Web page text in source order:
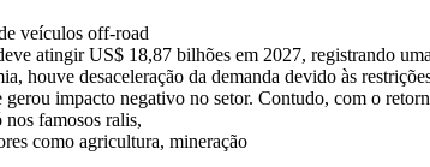
veículos off-road
atingir US$ 18,87 bilhões em 2027, registrando
houve desaceleração da demanda devido às
impacto negativo no setor. Contudo, com o
nos famosos ralis,
como agricultura, mineração